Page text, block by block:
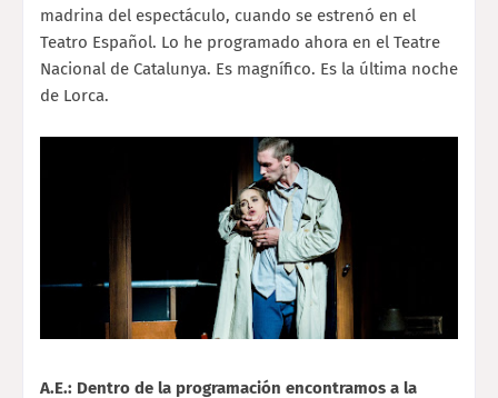
madrina del espectáculo, cuando se estrenó en el
Teatro Español. Lo he programado ahora en el Teatre
Nacional de Catalunya. Es magnífico. Es la última noche
de Lorca.
A.E.: Dentro de la programación encontramos a la